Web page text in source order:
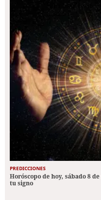
PREDICCIONES
Horóscopo de hoy, sábado 8
tu signo